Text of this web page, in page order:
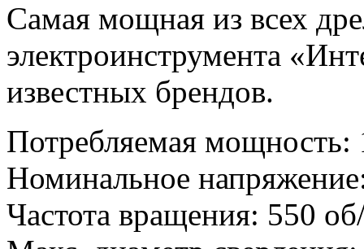
Самая мощная из всех
электроинструмента
известных брендов.
Потребляемая мощность:
Номинальное
Частота вращения: 550